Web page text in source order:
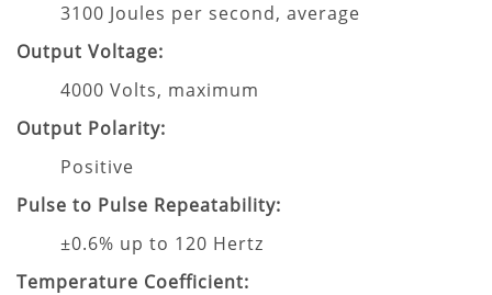
3100 Joules per second, average
Output Voltage:
4000 Volts, maximum
Output Polarity:
Positive
Pulse to Pulse Repeatability:
±0.6% up to 120 Hertz
Temperature Coefficient: